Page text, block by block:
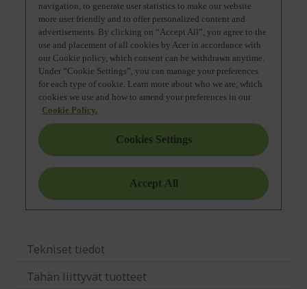
Tekniset tiedot
Tähän liittyvät tuotteet